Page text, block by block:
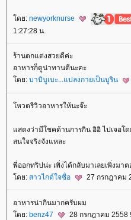
ดย: newyorknurse
1:27:28 น.
ร้านตกแต่งสวยดีค่ะ
อาหารก็ดูน่าทานดีนะคะ
ดย: บาบิบูเบะ...แปลงกายเป็นบูริน
หวตรีวิวอาหารให้นะจ๊ะ
สดงว่ามีโชคด้านการกิน อิอิ ไปเจอโ
สนใจจริงจังแหละ
พี่ออกทริปน่ะ เพิ่งได้กลับมาเลยเพิ่งมา
ดย: สาวไกด์ใจซื่อ 27 กรกฎาคม
อาหารน่ากินมากครับผม
ดย: benz47 28 กรกฎาคม 2558